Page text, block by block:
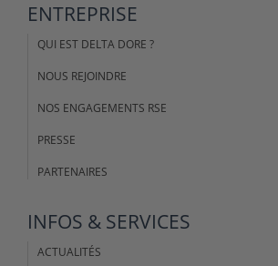
ENTREPRISE
QUI EST DELTA DORE ?
NOUS REJOINDRE
NOS ENGAGEMENTS RSE
PRESSE
PARTENAIRES
INFOS & SERVICES
ACTUALITÉS